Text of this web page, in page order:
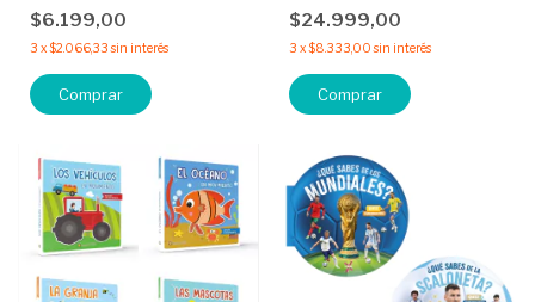
$6.199,00
3 x$2.066,33 sin interés
Comprar
$24.999,00
3 x$8.333,00 sin interés
Comprar